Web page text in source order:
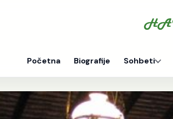
Početna Biografije Sohbeti